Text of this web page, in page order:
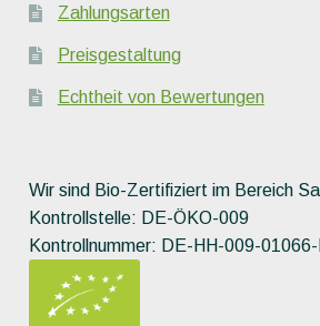
Zahlungsarten
Preisgestaltung
Echtheit von Bewertungen
Wir sind Bio-Zertifiziert im Bereich
Kontrollstelle: DE-ÖKO-009
Kontrollnummer: DE-HH-009-01066-